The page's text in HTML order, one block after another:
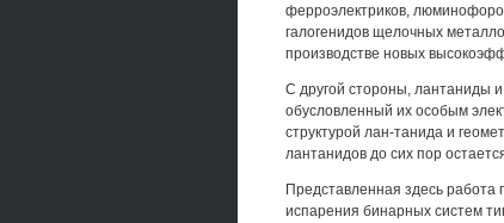
ферроэлектриков,
галогенидов щелочных
производстве новых
С другой стороны, лантаниды
обусловленный их особым
структурой лан-танида и
лантанидов до сих пор
Представленная здесь
испарения бинарных систем